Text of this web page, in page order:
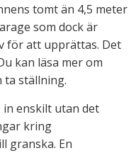
tomt än 4,5 meter
som dock är
för att upprättas. Det
kan läsa mer om
ta ställning.
in enskilt utan det
kring
granska. En